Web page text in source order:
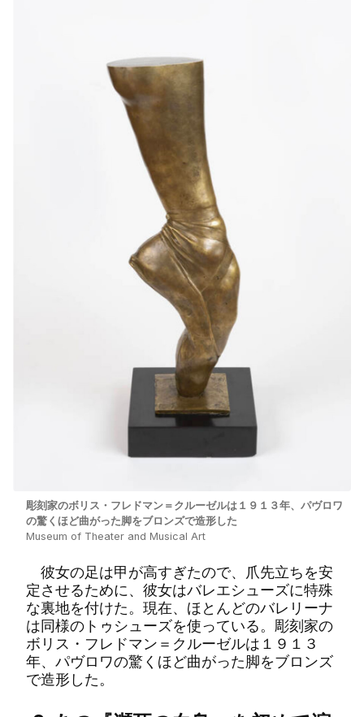
彫刻家のボリス・フレドマン＝クルーゼルは１９１３年、パヴロワ
の驚くほど曲がった脚をブロンズで造形した
Museum of Theater and Musical Art
彼女の足は甲が高すぎたので、爪先立ちを安
定させるために、彼女はバレエシューズに特殊
な裏地を付けた。現在、ほとんどのバレリーナ
は同様のトゥシューズを使っている。彫刻家の
ボリス・フレドマン＝クルーゼルは１９１３
年、パヴロワの驚くほど曲がった脚をブロンズ
で造形した。